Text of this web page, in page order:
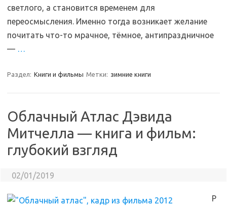
светлого, а становится временем для
переосмысления. Именно тогда возникает желание
почитать что-то мрачное, тёмное, антипраздничное
— …
Раздел: Книги и фильмы Метки: зимние книги
Облачный Атлас Дэвида
Митчелла — книга и фильм:
глубокий взгляд
02/01/2019
Р